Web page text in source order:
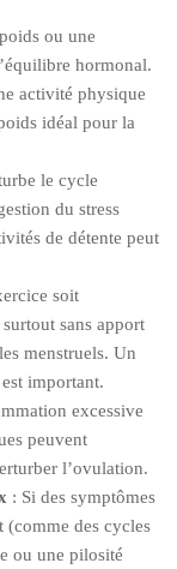
ou une
hormonal.
activité physique
idéal pour la
le cycle
du stress
de détente peut
soit
sans apport
menstruels. Un
important.
excessive
peuvent
l’ovulation.
: Si des symptômes
(comme des cycles
ou une pilosité